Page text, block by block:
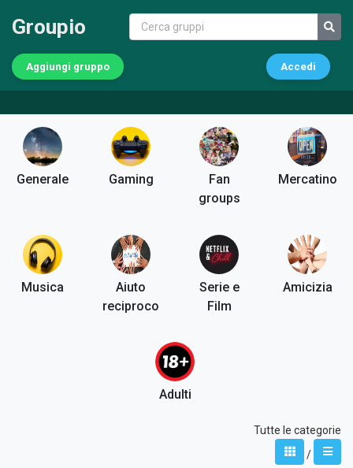
Groupio
Aggiungi gruppo Accedi
Generale Gaming
Fan
groups
Mercatino
Musica
Aiuto
reciproco
Serie e
Film
Amicizia
Adulti
Tutte le categorie
/